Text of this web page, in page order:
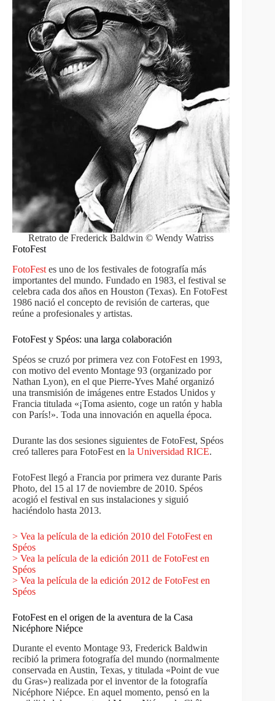
Retrato de Frederick Baldwin © Wendy Watriss
FotoFest
FotoFest es uno de los festivales de fotografía más
importantes del mundo. Fundado en 1983, el festival se
celebra cada dos años en Houston (Texas). En FotoFest
1986 nació el concepto de revisión de carteras, que
reúne a profesionales y artistas.
FotoFest y Spéos: una larga colaboración
Spéos se cruzó por primera vez con FotoFest en 1993,
con motivo del evento Montage 93 (organizado por
Nathan Lyon), en el que Pierre-Yves Mahé organizó
una transmisión de imágenes entre Estados Unidos y
Francia titulada «¡Toma asiento, coge un ratón y habla
con París!». Toda una innovación en aquella época.
Durante las dos sesiones siguientes de FotoFest, Spéos
creó talleres para FotoFest en la Universidad RICE.
FotoFest llegó a Francia por primera vez durante Paris
Photo, del 15 al 17 de noviembre de 2010. Spéos
acogió el festival en sus instalaciones y siguió
haciéndolo hasta 2013.
> Vea la película de la edición 2010 del FotoFest en
Spéos
> Vea la película de la edición 2011 de FotoFest en
Spéos
> Vea la película de la edición 2012 de FotoFest en
Spéos
FotoFest en el origen de la aventura de la Casa
Nicéphore Niépce
Durante el evento Montage 93, Frederick Baldwin
recibió la primera fotografía del mundo (normalmente
conservada en Austin, Texas, y titulada «Point de vue
du Gras») realizada por el inventor de la fotografía
Nicéphore Niépce. En aquel momento, pensó en la